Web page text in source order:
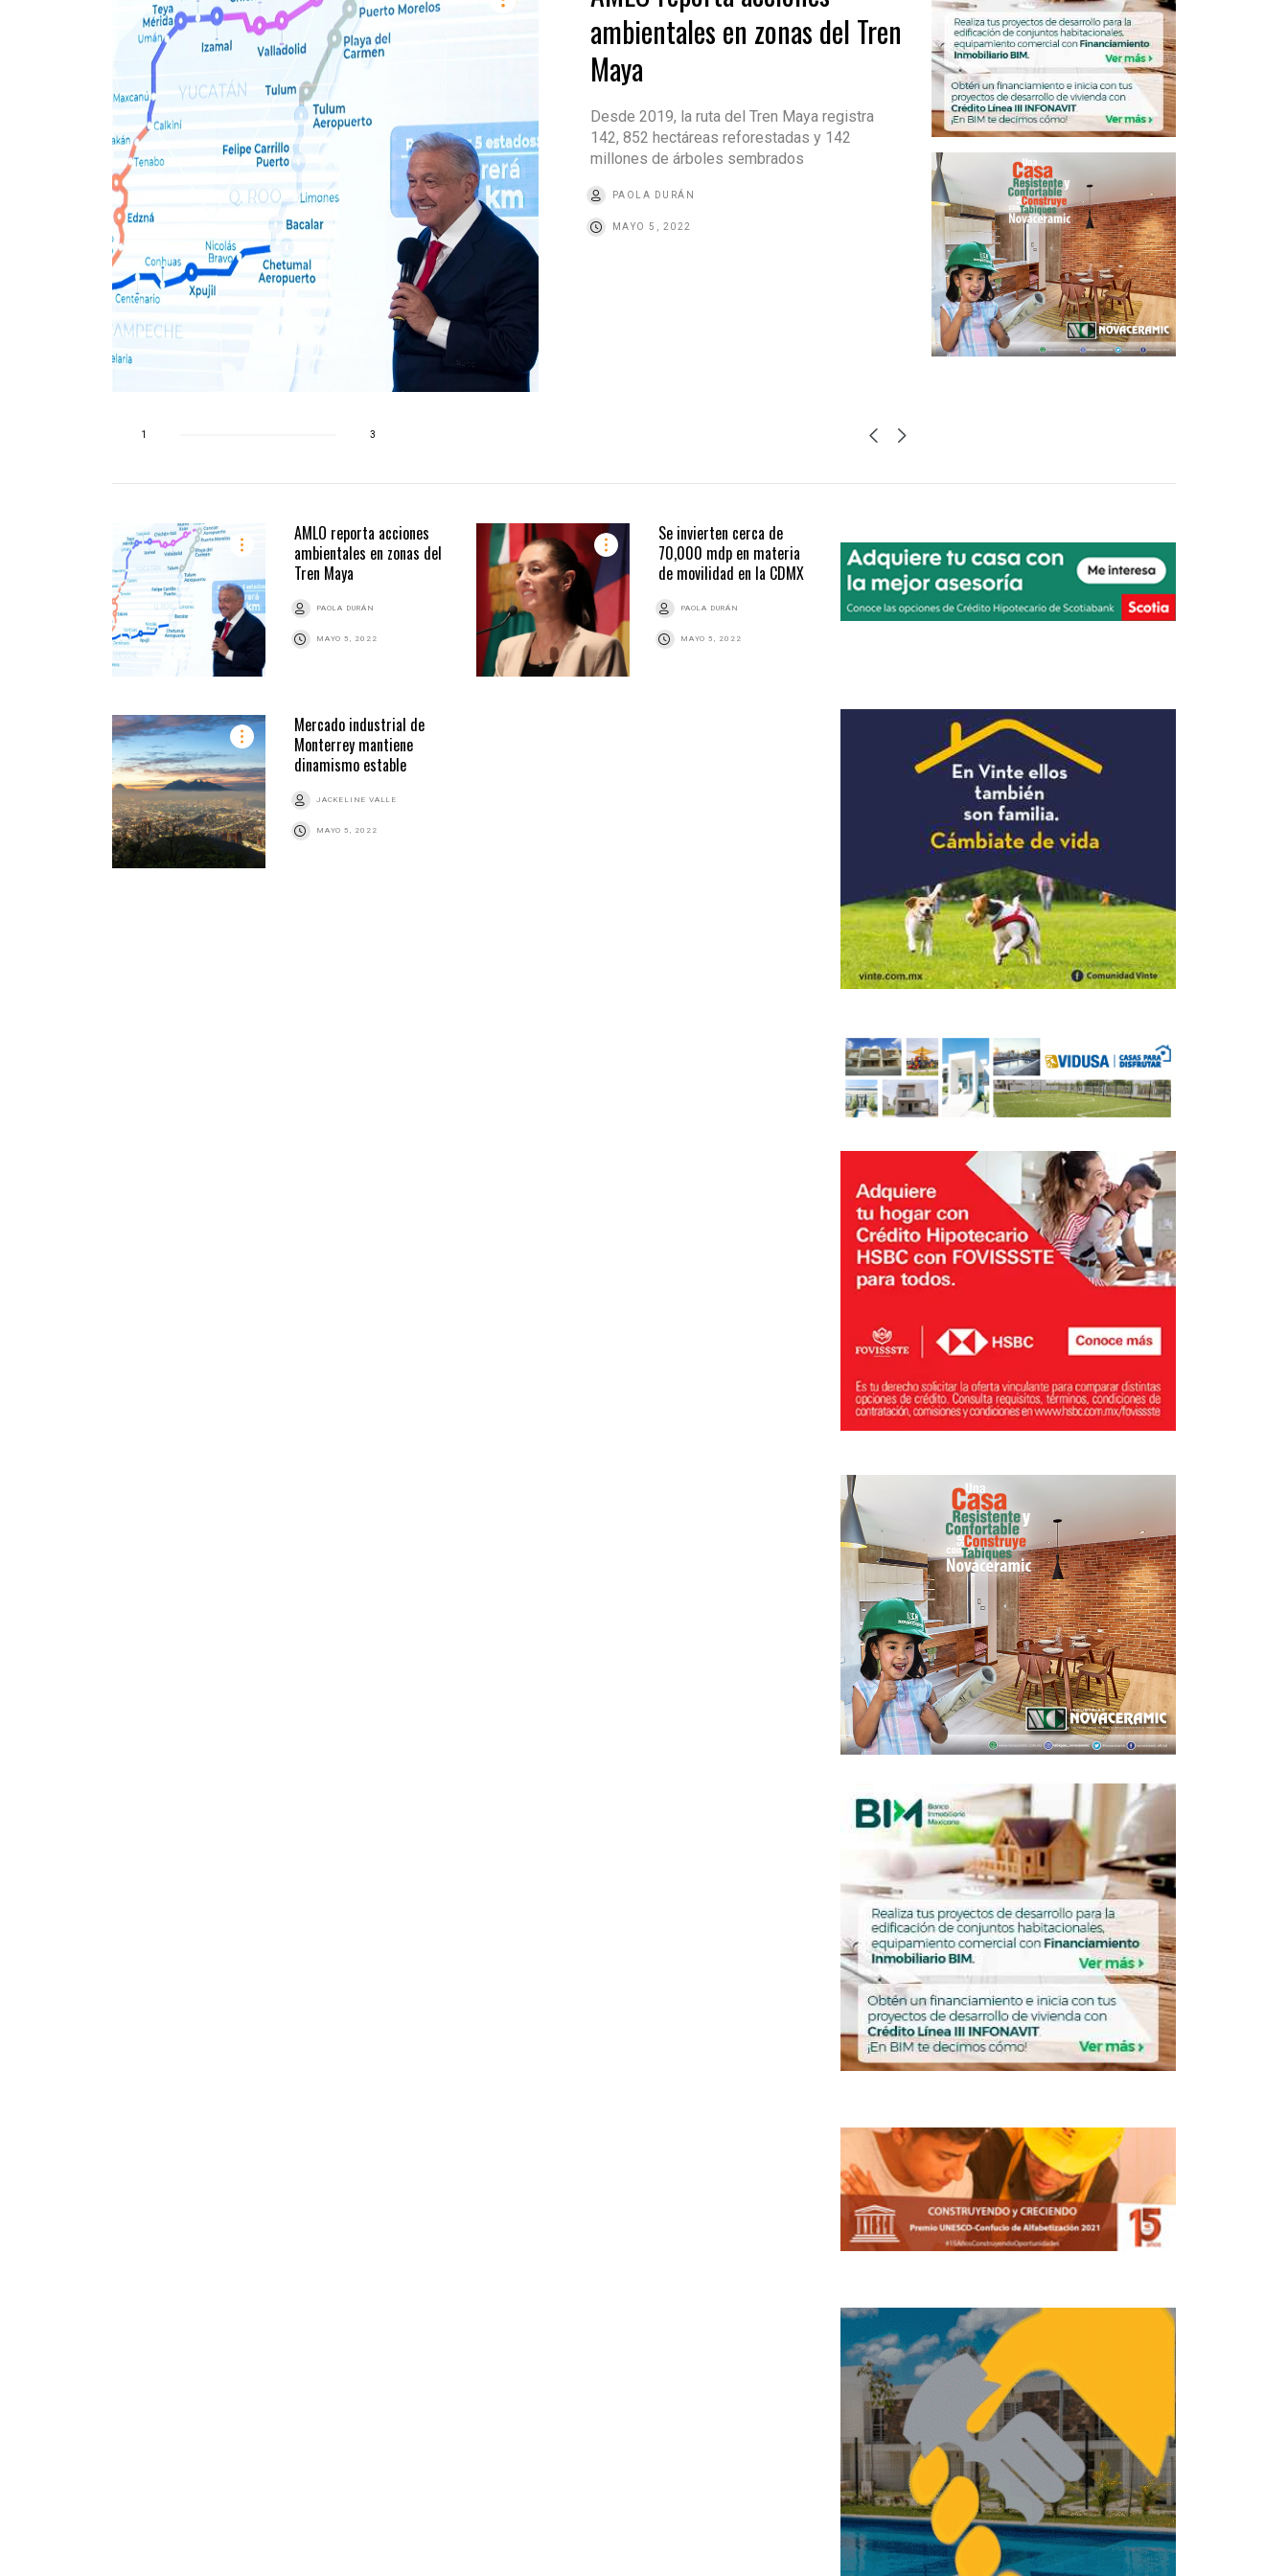
ambientales en zonas del Tren
Maya
Desde 2019, la ruta del Tren Maya registra
142, 852 hectáreas reforestadas y 142
millones de árboles sembrados
PAOLA DURÁN
MAYO 5, 2022
1 3
AMLO reporta acciones
ambientales en zonas del
Tren Maya
PAOLA DURÁN
MAYO 5, 2022
Se invierten cerca de
70,000 mdp en materia
de movilidad en la CDMX
PAOLA DURÁN
MAYO 5, 2022
Mercado industrial de
Monterrey mantiene
dinamismo estable
JACKELINE VALLE
MAYO 5, 2022